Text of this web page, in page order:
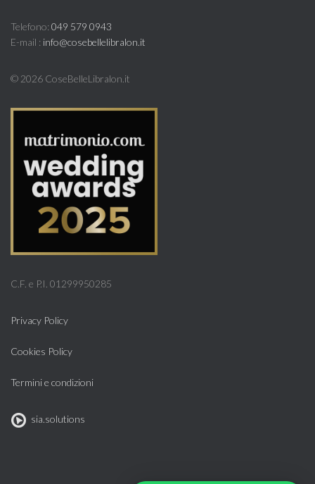
Telefono: 049 579 0943
E-mail : info@cosebellelibralon.it
© 2026 CoseBelleLibralon.it
C.F. e P.I. 01299950285
Privacy Policy
Cookies Policy
Termini e condizioni
sia.solutions